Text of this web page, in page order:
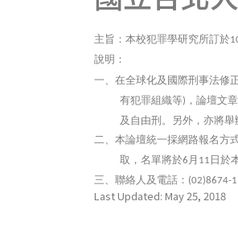
主旨：本校犯罪學研究所訂於
說明：
一、 在全球化及國際刑事法修
有犯罪組織等) ，論壇文
及自由刑。另外，亦將
二、 本論壇統一採網路報名方
取，名單將於6 月 11 日於
三、 聯絡人及電話： (02)8674-
Last Updated: May 25, 2018